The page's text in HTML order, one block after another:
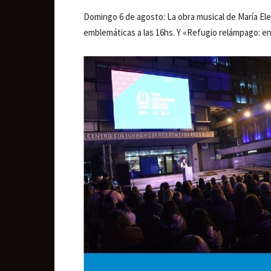
Domingo 6 de agosto: La obra musical de María
emblemáticas a las 16hs. Y «Refugio relámpago: